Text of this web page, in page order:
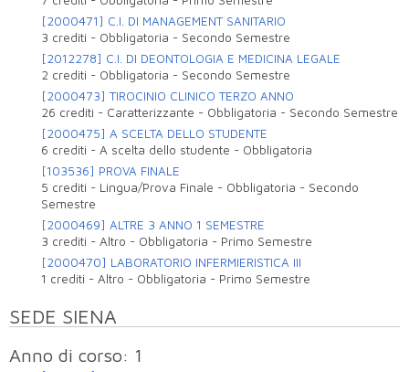
[2000471] C.I. DI MANAGEMENT SANITARIO
3 crediti - Obbligatoria - Secondo Semestre
[2012278] C.I. DI DEONTOLOGIA E MEDICINA LEGALE
2 crediti - Obbligatoria - Secondo Semestre
[2000473] TIROCINIO CLINICO TERZO ANNO
26 crediti - Caratterizzante - Obbligatoria - Secondo Semestre
[2000475] A SCELTA DELLO STUDENTE
6 crediti -A scelta dello studente - Obbligatoria
[103536] PROVA FINALE
5 crediti - Lingua/Prova Finale - Obbligatoria - Secondo
Semestre
[2000469] ALTRE 3 ANNO 1 SEMESTRE
3 crediti -Altro - Obbligatoria - Primo Semestre
[2000470] LABORATORIO INFERMIERISTICA III
1 crediti -Altro - Obbligatoria - Primo Semestre
SEDE SIENA
Anno di corso: 1